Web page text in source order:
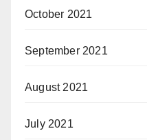
October 2021
September 2021
August 2021
July 2021